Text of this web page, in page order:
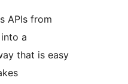
APIs from
a
that is easy